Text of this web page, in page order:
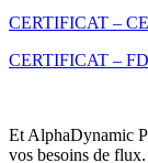
CERTIFICAT – CE
CERTIFICAT –
Et AlphaDynamic
vos besoins de flux.